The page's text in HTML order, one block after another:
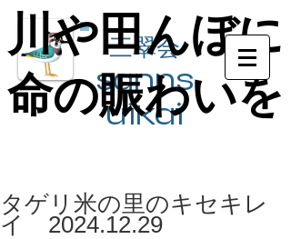
三翠会
sanns
ui​kai
川や田んぼに
川や田んぼに
命の賑わいを
命の賑わいを
タゲリ米の里のキセキレ
イ 2024.12.29